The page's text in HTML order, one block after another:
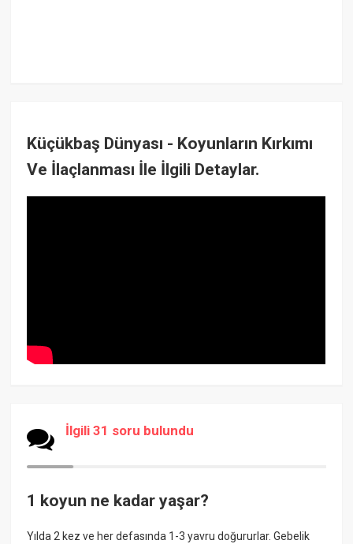
Küçükbaş Dünyası - Koyunların Kırkımı
Ve İlaçlanması İle İlgili Detaylar.
İlgili 31 soru bulundu
1 koyun ne kadar yaşar?
Yılda 2 kez ve her defasında 1-3 yavru doğururlar. Gebelik